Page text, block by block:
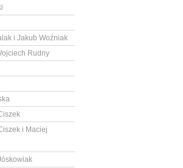
i Jakub Woźniak
Rudny
i Maciej